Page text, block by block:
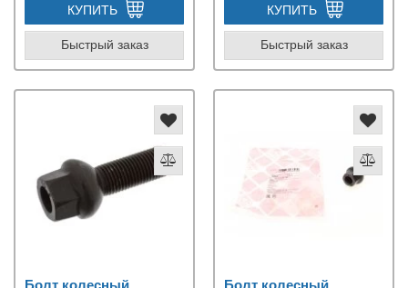
КУПИТЬ
Быстрый заказ
КУПИТЬ
Быстрый заказ